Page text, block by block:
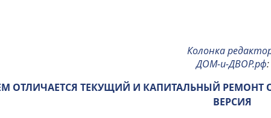
Колонка
ДОМ-и-ДВОР.рф:
ОТЛИЧАЕТСЯ ТЕКУЩИЙ И КАПИТАЛЬНЫЙ
ВЕРСИЯ